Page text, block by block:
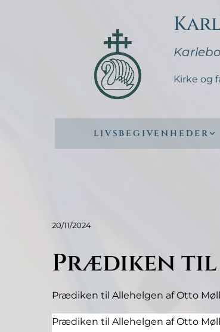
Kirke og
LIVSBEGIVENHEDER
20/11/2024
Prædiken
Prædiken til Allehelgen af Otto
Prædiken til Allehelgen af Otto